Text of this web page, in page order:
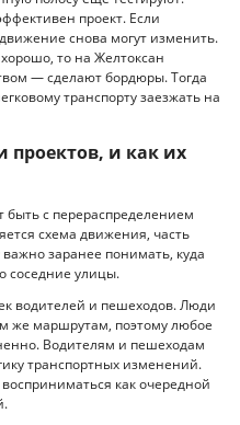
проект. Если
снова могут изменить.
то на Желтоксан
— сделают бордюры. Тогда
транспорту заезжать на
проектов, и как их
быть с перераспределением
схема движения, часть
заранее понимать, куда
соседние улицы.
водителей и пешеходов. Люди
же маршрутам, поэтому любое
Водителям и пешеходам
транспортных изменений.
как очередной